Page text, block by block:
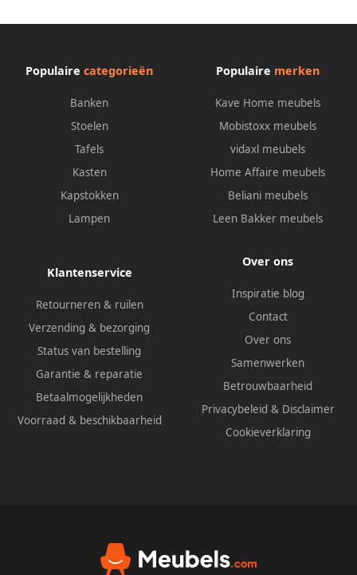
Populaire categorieën
Banken
Stoelen
Tafels
Kasten
Kapstokken
Lampen
Populaire merken
Kave Home meubels
Mobistoxx meubels
vidaxl meubels
Home Affaire meubels
Beliani meubels
Leen Bakker meubels
Klantenservice
Retourneren & ruilen
Verzending & bezorging
Status van bestelling
Garantie & reparatie
Betaalmogelijkheden
Voorraad & beschikbaarheid
Over ons
Inspiratie blog
Contact
Over ons
Samenwerken
Betrouwbaarheid
Privacybeleid & Disclaimer
Cookieverklaring